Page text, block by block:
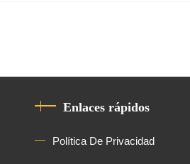
Enlaces rápidos
Política De Privacidad